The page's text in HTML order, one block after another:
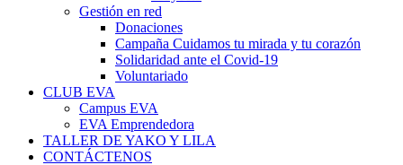
Gestión en red
Donaciones
Campaña Cuidamos tu mirada y tu corazón
Solidaridad ante el Covid-19
Voluntariado
CLUB EVA
Campus EVA
EVA Emprendedora
TALLER DE YAKO Y LILA
CONTÁCTENOS